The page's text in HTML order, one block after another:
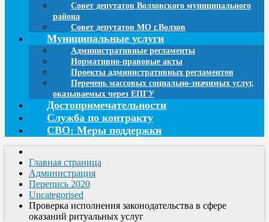
Совет депутатов Волховского муниципального
района
Совет депутатов МО г.Волхов
Муниципальные услуги
Административные регламенты
Нормативно-правовые акты
Проекты административных регламентов
Перечень массовых социально-значимых услуг,
оказываемых через ЕПГУ
Достопримечательности
Служба по контракту
СВО: Меры поддержки
Главная страница
Администрация
Перепись 2020
Uncategorised
Проверка исполнения законодательства в сфере
оказаний ритуальных услуг